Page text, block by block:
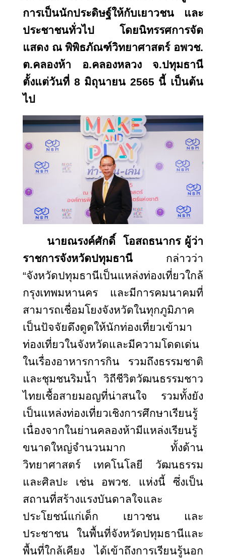
การเป็นนักประดิษฐ์ให้กับเยาวชน และ
ประชาชนทั่วไป โดยนิทรรศการจัด
แสดง ณ พิพิธภัณฑ์วิทยาศาสตร์ อพวช.
ต.คลองห้า อ.คลองหลวง จ.ปทุมธานี
ตั้งแต่วันที่ 8 มิถุนายน 2565 นี้ เป็นต้น
ไป
นายณรงค์ศักดิ์ โอสถธนากร ผู้ว่า
ราชการจังหวัดปทุมธานี กล่าวว่า
“จังหวัดปทุมธานีเป็นแหล่งท่องเที่ยวใกล้
กรุงเทพมหานคร และมีการคมนาคมที่
สามารถเชื่อมโยงจังหวัดในทุกภูมิภาค
เป็นปัจจัยดึงดูดให้นักท่องเที่ยวเข้ามา
ท่องเที่ยวในจังหวัดและมีความโดดเด่น
ในเรื่องอาหารการกิน รวมถึงธรรมชาติ
และชุมชนริมน้ำ วิถีชีวิตวัฒนธรรมชาว
ไทยเชื้อสายมอญที่น่าสนใจ รวมทั้งยัง
เป็นแหล่งท่องเที่ยวเชิงการศึกษาเรียนรู้
เนื่องจากในย่านคลองห้ามีแหล่งเรียนรู้
ขนาดใหญ่จำนวนมาก ทั้งด้าน
วิทยาศาสตร์ เทคโนโลยี วัฒนธรรม
และศิลปะ เช่น อพวช. แห่งนี้ ซึ่งเป็น
สถานที่สร้างแรงบันดาลใจและ
ประโยชน์แก่เด็ก เยาวชน และ
ประชาชน ในพื้นที่จังหวัดปทุมธานีและ
พื้นที่ใกล้เคียง ได้เข้าถึงการเรียนรู้นอก